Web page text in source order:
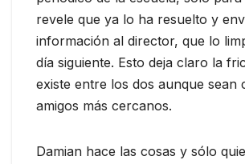
revele que ya lo ha resuelto y
información al director, que lo
día siguiente. Esto deja claro la
existe entre los dos aunque sean
amigos más cercanos.
Damian hace las cosas y sólo